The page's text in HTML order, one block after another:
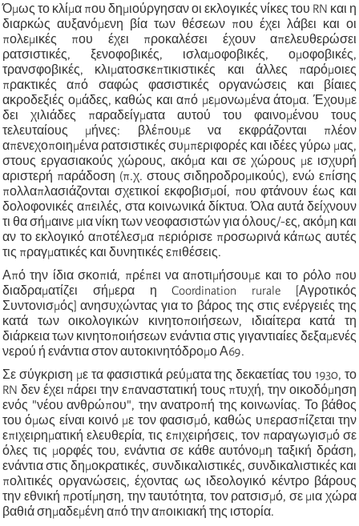
Όμως το κλίμα που δημιούργησαν οι εκλογικές νίκες του RN και η
διαρκώς αυξανόμενη βία των θέσεων που έχει λάβει και οι
πολεμικές που έχει προκαλέσει έχουν απελευθερώσει
ρατσιστικές, ξενοφοβικές, ισλαμοφοβικές, ομοφοβικές,
τρανσφοβικές, κλιματοσκεπτικιστικές και άλλες παρόμοιες
πρακτικές από σαφώς φασιστικές οργανώσεις και βίαιες
ακροδεξιές ομάδες, καθώς και από μεμονωμένα άτομα. Έχουμε
δει χιλιάδες παραδείγματα αυτού του φαινομένου τους
τελευταίους μήνες: βλέπουμε να εκφράζονται πλέον
απενεχοποιημένα ρατσιστικές συμπεριφορές και ιδέες γύρω μας,
στους εργασιακούς χώρους, ακόμα και σε χώρους με ισχυρή
αριστερή παράδοση (π.χ. στους σιδηροδρομικούς), ενώ επίσης
πολλαπλασιάζονται σχετικοί εκφοβισμοί, που φτάνουν έως και
δολοφονικές απειλές, στα κοινωνικά δίκτυα. Όλα αυτά δείχνουν
τι θα σήμαινε μια νίκη των νεοφασιστών για όλους/-ες, ακόμη και
αν το εκλογικό αποτέλεσμα περιόρισε προσωρινά κάπως αυτές
τις πραγματικές και δυνητικές επιθέσεις.
Από την ίδια σκοπιά, πρέπει να αποτιμήσουμε και το ρόλο που
διαδραματίζει σήμερα ηCoordination rurale [Αγροτικός
Συντονισμός] ανησυχώντας για το βάρος της στις ενέργειές της
κατά των οικολογικών κινητοποιήσεων, ιδιαίτερα κατά τη
διάρκεια των κινητοποιήσεων ενάντια στις γιγαντιαίες δεξαμενές
νερού ή ενάντια στον αυτοκινητόδρομο Α69.
Σε σύγκριση με τα φασιστικά ρεύματα της δεκαετίας του 1930, το
RN δεν έχει πάρει την επαναστατική τους πτυχή, την οικοδόμηση
ενός "νέου ανθρώπου", την ανατροπή της κοινωνίας. Το βάθος
του όμως είναι κοινό με τον φασισμό, καθώς υπερασπίζεται την
επιχειρηματική ελευθερία, τις επιχειρήσεις, τον παραγωγισμό σε
όλες τις μορφές του, ενάντια σε κάθε αυτόνομη ταξική δράση,
ενάντια στις δημοκρατικές, συνδικαλιστικές, συνδικαλιστικές και
πολιτικές οργανώσεις, έχοντας ως ιδεολογικό κέντρο βάρους
την εθνική προτίμηση, την ταυτότητα, τον ρατσισμό, σε μια χώρα
βαθιά σημαδεμένη από την αποικιακή της ιστορία.